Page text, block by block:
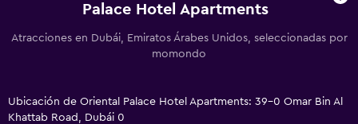
Palace Hotel Apartments
Atracciones en Dubái, Emiratos Árabes Unidos, seleccionadas por
momondo
Ubicación de Oriental Palace Hotel Apartments: 39-0 Omar Bin Al
Khattab Road, Dubái 0